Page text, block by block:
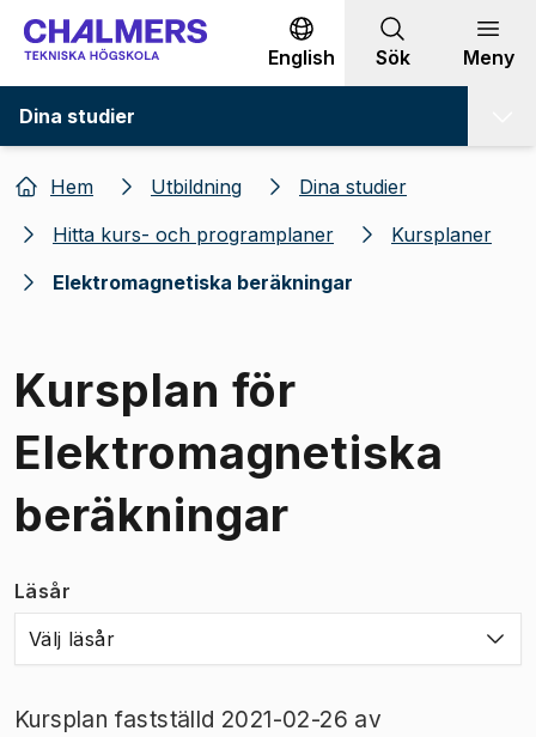
Gå till innehållet
English Sök Meny
Dina studier
Hem Utbildning
Dina studier
Hitta kurs- och programplaner
Kursplaner
Elektromagnetiska beräkningar
Kursplan för
Elektromagnetiska
beräkningar
Läsår
Välj läsår
Kursplan fastställd 2021-02-26 av